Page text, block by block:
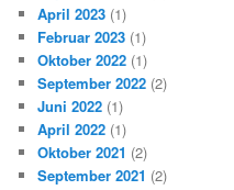
April 2023 (1)
Februar 2023 (1)
Oktober 2022 (1)
September 2022 (2)
Juni 2022 (1)
April 2022 (1)
Oktober 2021 (2)
September 2021 (2)